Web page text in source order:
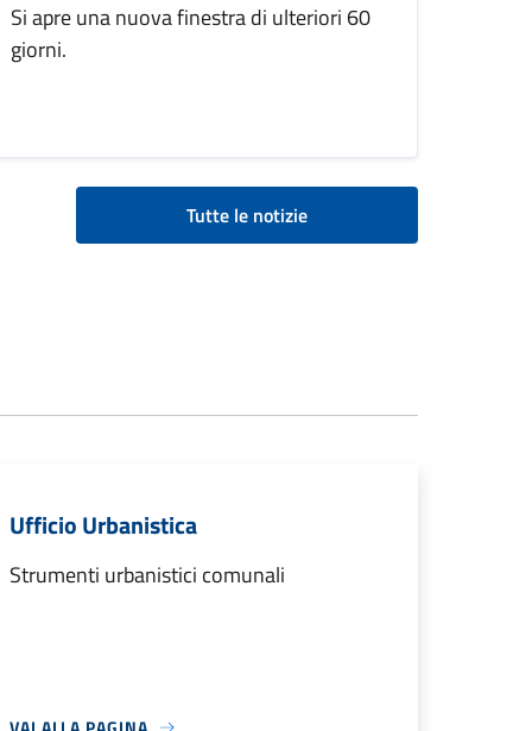
Si apre una nuova finestra di ulteriori 60
giorni.
Tutte le notizie
Ufficio Urbanistica
Strumenti urbanistici comunali